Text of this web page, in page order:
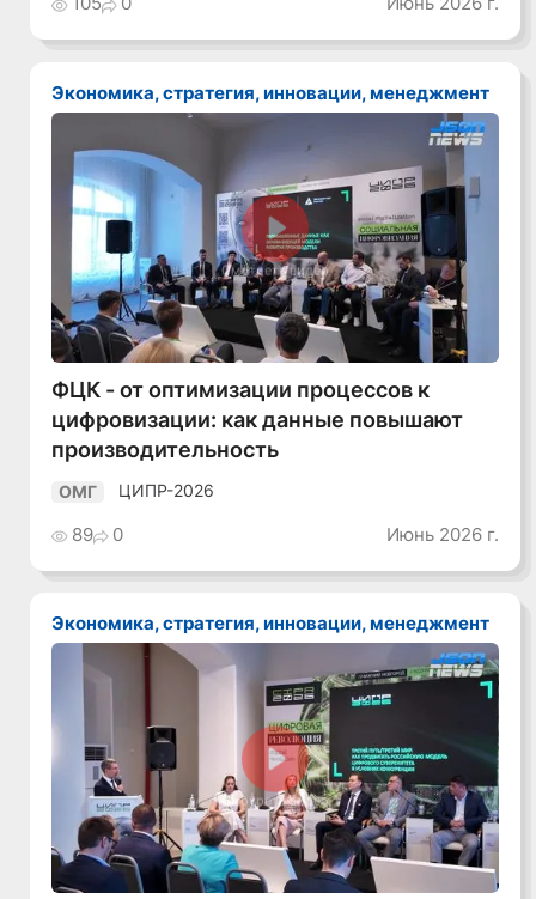
Экономика, стратегия, инновации, менеджмент
Смотреть видео
ФЦК - от оптимизации процессов к
цифровизации: как данные повышают
производительность
ОМГ ЦИПР-2026
89 0 Июнь 2026 г.
Экономика, стратегия, инновации, менеджмент
Смотреть видео